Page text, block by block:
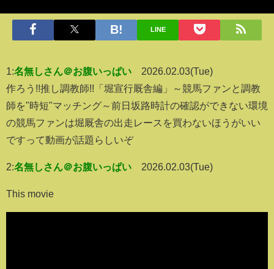
LINE
1:名無しさん＠お腹いっぱい
2026.02.03(Tue)
作ろう!!推し調教師!!「堀宣行厩舎編」～競馬ファンと調教
師を"時短"マッチング～前日坂路時計の確認ができない環境
の競馬ファンは堀厩舎の出走レースを買わないほうがいい
ですって動画が話題らしいぞ
2:名無しさん＠お腹いっぱい 2026.02.03(Tue)
This movie